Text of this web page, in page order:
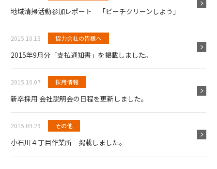
地域清掃活動参加レポート 「ビーチクリーンしよう」
2015.10.13 協力会社の皆様へ
2015年9月分「支払通知書」を掲載しました。
2015.10.07 採用情報
新卒採用 会社説明会の日程を更新しました。
2015.09.29 その他
小石川４丁目作業所 掲載しました。